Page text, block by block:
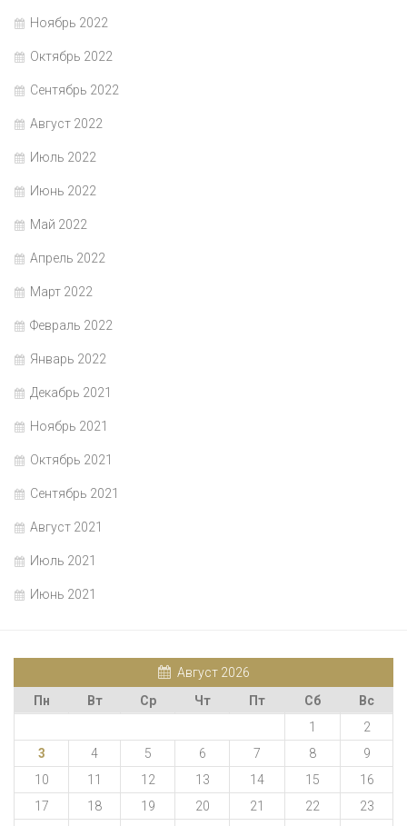
Ноябрь 2022
Октябрь 2022
Сентябрь 2022
Август 2022
Июль 2022
Июнь 2022
Май 2022
Апрель 2022
Март 2022
Февраль 2022
Январь 2022
Декабрь 2021
Ноябрь 2021
Октябрь 2021
Сентябрь 2021
Август 2021
Июль 2021
Июнь 2021
Август 2026
Пн
Вт Ср Чт Пт Сб
Вс
1
2
3
4 5 6 7 8
9
10
11 12 13 14 15
16
17
18 19 20 21 22
23